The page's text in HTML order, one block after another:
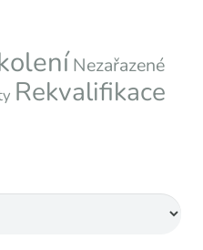
Nezařazené
Rekvalifikace